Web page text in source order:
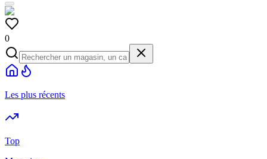
0
Les plus récents
Top